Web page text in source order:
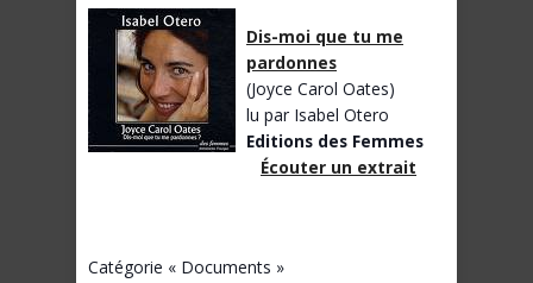
Dis-moi que tu me
pardonnes
(Joyce Carol Oates)
lu par Isabel Otero
Editions des Femmes
Écouter un extrait
Catégorie « Documents »